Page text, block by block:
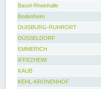
Basel-Rheinhalle
Bodenheim
DUISBURG-RUHRORT
DÜSSELDORF
EMMERICH
IFFEZHEIM
KAUB
KEHL-KRONENHOF